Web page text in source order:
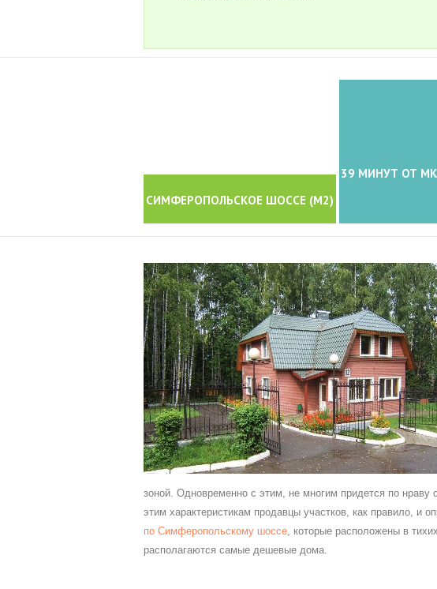
СИМФЕРОПОЛЬСКОЕ ШОССЕ (M2)
39 МИНУТ ОТ
зоной. Одновременно с этим, не многим придется по
этим характеристикам продавцы участков, как правило, и
по Симферопольскому шоссе, которые расположены в
располагаются самые дешевые дома.